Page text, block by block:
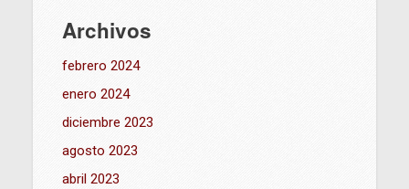
Archivos
febrero 2024
enero 2024
diciembre 2023
agosto 2023
abril 2023